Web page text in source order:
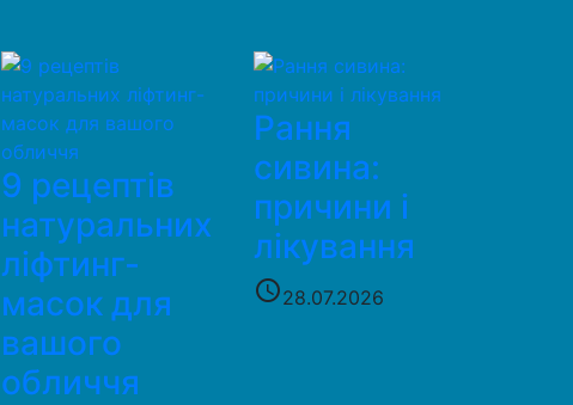
9 рецептів
натуральних
ліфтинг-
масок для
вашого
обличчя
Рання
сивина:
причини і
лікування
access_time28.07.2026